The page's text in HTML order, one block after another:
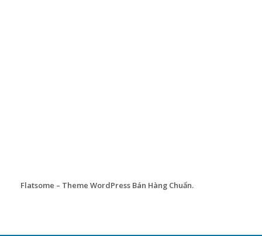
Flatsome – Theme WordPress Bán Hàng Chuẩn.